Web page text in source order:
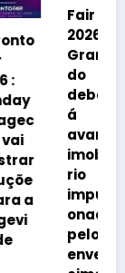
Fair
2026 em
Grama
debater
á
avanço
imobiliá
rio
impulsi
onado
envelhe